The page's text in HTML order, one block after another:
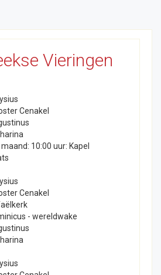
Vieringen
Cenakel
10:00 uur: Kapel
Cenakel
- wereldwake